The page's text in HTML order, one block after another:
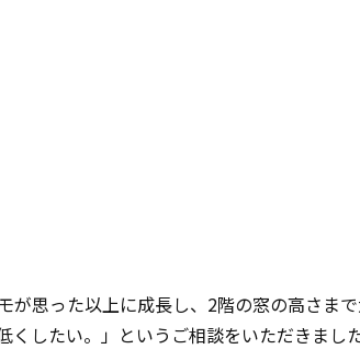
思った以上に成長し、2階の窓の高さまで
したい。」というご相談をいただきました